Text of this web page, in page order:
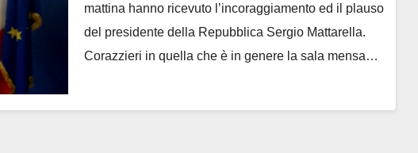
mattina hanno ricevuto l’incoraggiamento ed il plauso
del presidente della Repubblica Sergio Mattarella.
Corazzieri in quella che è in genere la sala mensa…